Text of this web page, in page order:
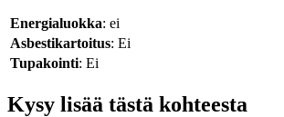
Energialuokka: ei
Asbestikartoitus: Ei
Tupakointi: Ei
Kysy lisää tästä kohteesta